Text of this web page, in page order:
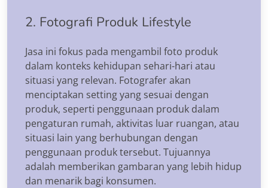
2. Fotografi Produk Lifestyle
Jasa ini fokus pada mengambil foto produk
dalam konteks kehidupan sehari-hari atau
situasi yang relevan. Fotografer akan
menciptakan setting yang sesuai dengan
produk, seperti penggunaan produk dalam
pengaturan rumah, aktivitas luar ruangan, atau
situasi lain yang berhubungan dengan
penggunaan produk tersebut. Tujuannya
adalah memberikan gambaran yang lebih hidup
dan menarik bagi konsumen.